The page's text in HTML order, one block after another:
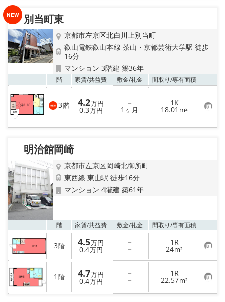
入
別当町東
京都市左京区北白川上別当町
叡山電鉄叡山本線 茶山・京都芸術大学駅 徒歩
16分
マンション 3階建 築36年
階 家賃/共益費 敷金/礼金 間取り/専有面積
3階 4.2万円
0.3万円
－
1 ヶ月
1K
18.01 m² お
気
に
入
り
明治館岡崎
京都市左京区岡崎北御所町
東西線 東山駅 徒歩16分
マンション 4階建 築61年
階 家賃/共益費 敷金/礼金 間取り/専有面積
3階 4.5万円
0.4万円
－
－
1R
24m² お
気
に
入
り
登
録
1 階 4.7万円
0.4万円
－
－
1R
22.57m² お
気
に